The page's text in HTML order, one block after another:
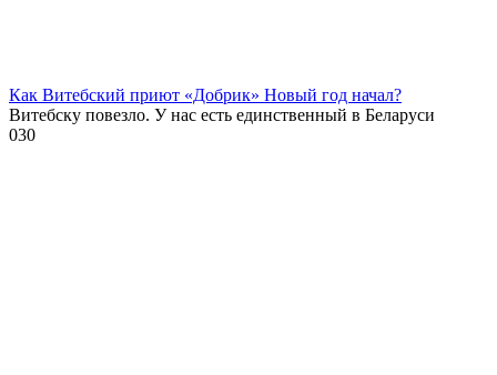
Как Витебский приют «Добрик» Новый год начал?
Витебску повезло. У нас есть единственный в Беларуси
030